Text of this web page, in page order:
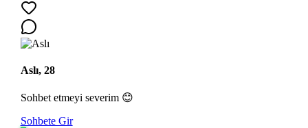
Aslı, 28
Sohbet etmeyi severim 😊
Sohbete Gir